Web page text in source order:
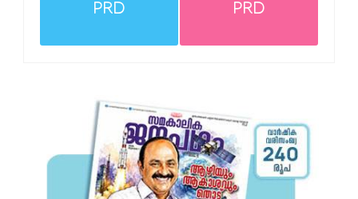
PRD PRD